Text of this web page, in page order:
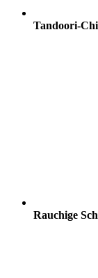
Tandoori-
Rauchige